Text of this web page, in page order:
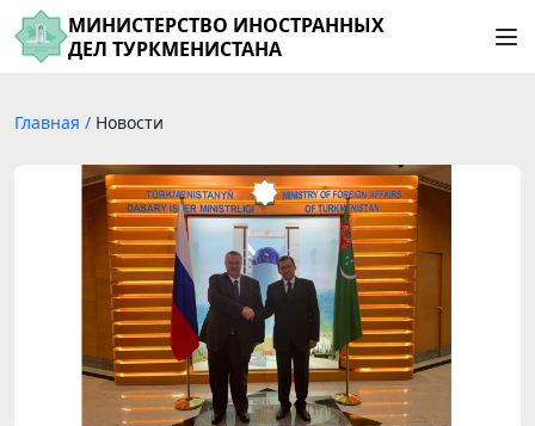
МИНИСТЕРСТВО ИНОСТРАННЫХ
ДЕЛ ТУРКМЕНИСТАНА
Главная / Новости